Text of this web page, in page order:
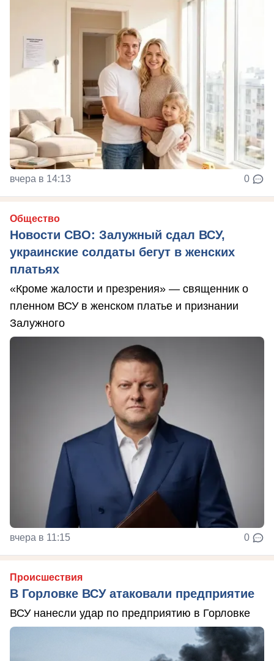
вчера в 14:13 0
Общество
Новости СВО: Залужный сдал ВСУ,
украинские солдаты бегут в женских
платьях
«Кроме жалости и презрения» — священник о
пленном ВСУ в женском платье и признании
Залужного
вчера в 11:15 0
Происшествия
В Горловке ВСУ атаковали предприятие
ВСУ нанесли удар по предприятию в Горловке